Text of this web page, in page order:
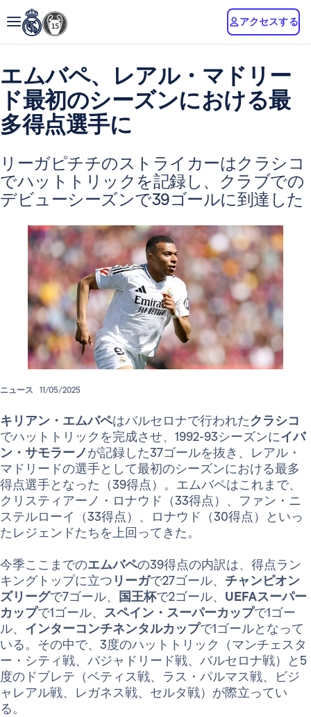
アクセスする
エムバペ、レアル・マドリー
ド最初のシーズンにおける最
多得点選手に
リーガピチチのストライカーはクラシコ
でハットトリックを記録し、クラブでの
デビューシーズンで39ゴールに到達した
ニュース 11/05/2025
キリアン・エムバペはバルセロナで行われたクラシコ
でハットトリックを完成させ、1992-93シーズンにイバ
ン・サモラーノが記録した37ゴールを抜き、レアル・
マドリードの選手として最初のシーズンにおける最多
得点選手となった（39得点）。エムバペはこれまで、
クリスティアーノ・ロナウド（33得点）、ファン・ニ
ステルローイ（33得点）、ロナウド（30得点）といっ
たレジェンドたちを上回ってきた。
今季ここまでのエムバペの39得点の内訳は、得点ラン
キングトップに立つ リーガで27ゴール、 チャンピオン
ズリーグで7ゴール、 国王杯で2ゴール、 UEFAスーパー
カップで1ゴール、 スペイン・スーパーカップで1ゴー
ル、 インターコンチネンタルカップで1ゴールとなって
いる。その中で、3度のハットトリック（マンチェスタ
ー・シティ戦、バジャドリード戦、バルセロナ戦）と5
度のドブレテ（ベティス戦、ラス・パルマス戦、ビジ
ャレアル戦、レガネス戦、セルタ戦）が際立ってい
る。